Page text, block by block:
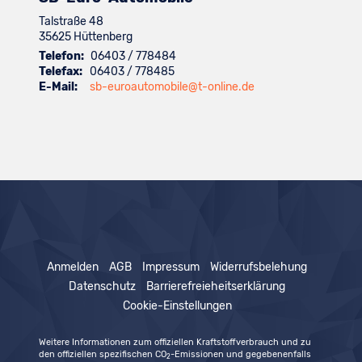
Talstraße 48
35625 Hüttenberg
Telefon: 06403 / 778484
Telefax: 06403 / 778485
E-Mail:
sb-euroautomobile@t-online.de
Anmelden AGB Impressum
Widerrufsbelehung
Datenschutz
Barrierefreieheitserklärung
Cookie-Einstellungen
Weitere Informationen zum offiziellen Kraftstoffverbrauch und zu
den offiziellen spezifischen CO2-Emissionen und gegebenenfalls